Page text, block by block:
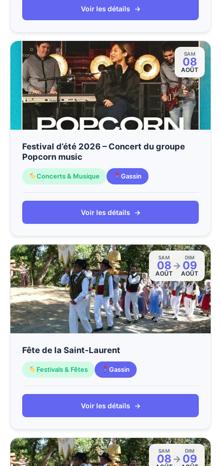
Voir les détails →
SAM
08
AOÛT
Festival d’été 2026 – Concert du groupe
Popcorn music
Concerts & Musique Gassin
Voir les détails →
SAM
08
AOÛT
→
DIM
09
AOÛT
Fête de la Saint-Laurent
Festivals & Fêtes Gassin
Voir les détails →
SAM
08 →
DIM
09